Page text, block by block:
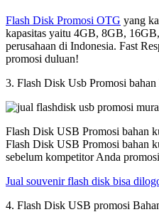
Flash Disk Promosi OTG yang
kapasitas yaitu 4GB, 8GB,
perusahaan di Indonesia. Fast
promosi duluan!
3. Flash Disk Usb Promosi
Flash Disk USB Promosi bahan
Flash Disk USB Promosi bahan
sebelum kompetitor Anda
Jual souvenir flash disk bisa
4. Flash Disk USB promosi